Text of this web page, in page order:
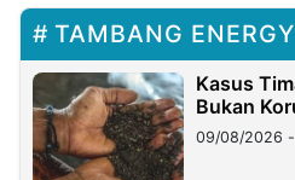
TAMBANG ENERGY
Kasus
Bukan
09/08/2026 -